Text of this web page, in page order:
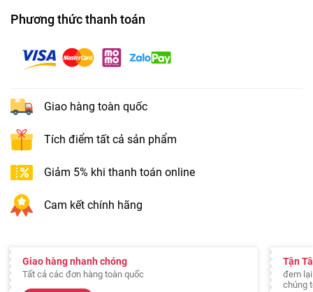
Phương thức thanh toán
Giao hàng toàn quốc
Tích điểm tất cả sản phẩm
Giảm 5% khi thanh toán online
Cam kết chính hãng
Giao hàng nhanh chóng
Tất cả các đơn hàng toàn quốc
Tận
đem
chúng